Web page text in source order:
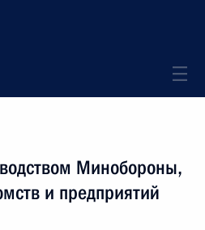
Минобороны,
и предприятий